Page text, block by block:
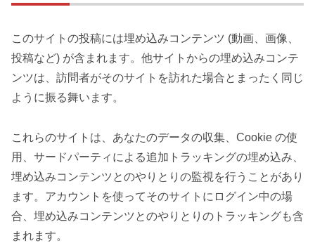
このサイトの投稿には埋め込みコンテンツ (動画、画像、
投稿など) が含まれます。他サイトからの埋め込みコンテ
ンツは、訪問者がそのサイトを訪れた場合とまったく同じ
ように振る舞います。
これらのサイトは、あなたのデータの収集、Cookie の使
用、サードパーティによる追加トラッキングの埋め込み、
埋め込みコンテンツとのやりとりの監視を行うことがあり
ます。アカウントを使ってそのサイトにログイン中の場
合、埋め込みコンテンツとのやりとりのトラッキングも含
まれます。